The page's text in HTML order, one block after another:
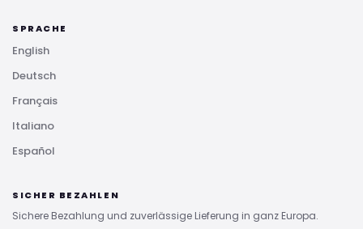
SPRACHE
English
Deutsch
Français
Italiano
Español
SICHER BEZAHLEN
Sichere Bezahlung und zuverlässige Lieferung in ganz Europa.